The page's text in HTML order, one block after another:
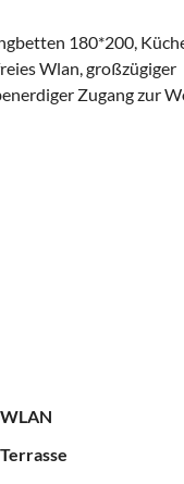
180*200,
Wlan, großzügiger
Zugang zur
WLAN
Terrasse